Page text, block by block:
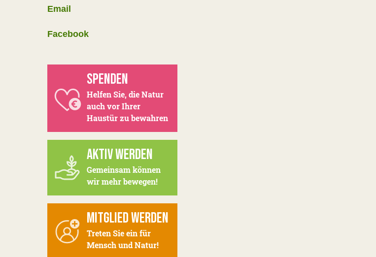
Email
Facebook
SPENDEN
Helfen Sie, die Natur
auch vor Ihrer
Haustür zu bewahren
AKTIV WERDEN
Gemeinsam können
wir mehr bewegen!
MITGLIED WERDEN
Treten Sie ein für
Mensch und Natur!